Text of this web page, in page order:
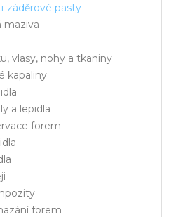
záděrové pasty
maziva
vlasy, nohy a tkaniny
kapaliny
a lepidla
forem
forem